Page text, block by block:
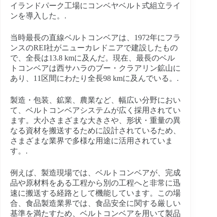
イランドパーク工場にコンベヤベルト式組立ライ
ンを導入した。.
当時最長の直線ベルトコンベアは、1972年にフラ
ンスのREI社がニューカレドニアで建設したもの
で、全長は13.8 kmに及んだ。現在、最長のベル
トコンベアは西サハラのブー・クラアリン鉱山に
あり、11区間にわたり全長98 kmに及んでいる。.
製造・包装、鉱業、農業など、幅広い分野におい
て、ベルトコンベアシステムが広く採用されてい
ます。大小さまざまな大きさや、形状・重量の異
なる資材を搬送するために設計されているため、
さまざまな業界で多様な用途に活用されていま
す。.
例えば、製造現場では、ベルトコンベアが、完成
品や原材料をある工程から別の工程へと非常に迅
速に搬送する経路として機能しています。この場
合、食品製造業界では、食品安全に関する厳しい
基準を満たすため、ベルトコンベアを用いて製品